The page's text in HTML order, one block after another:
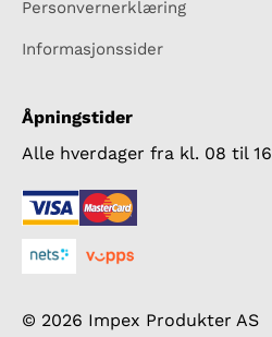
Personvernerklæring
Informasjonssider
Åpningstider
Alle hverdager fra kl. 08 til 16
© 2026 Impex Produkter AS